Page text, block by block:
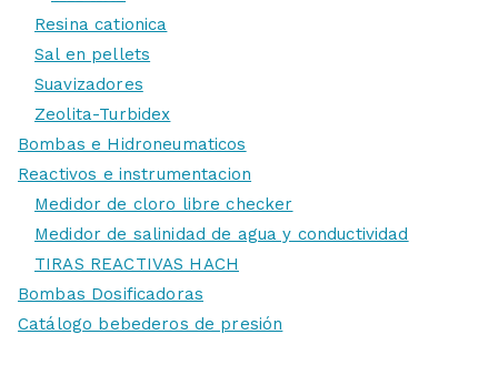
Resina cationica
Sal en pellets
Suavizadores
Zeolita-Turbidex
Bombas e Hidroneumaticos
Reactivos e instrumentacion
Medidor de cloro libre checker
Medidor de salinidad de agua y conductividad
TIRAS REACTIVAS HACH
Bombas Dosificadoras
Catálogo bebederos de presión